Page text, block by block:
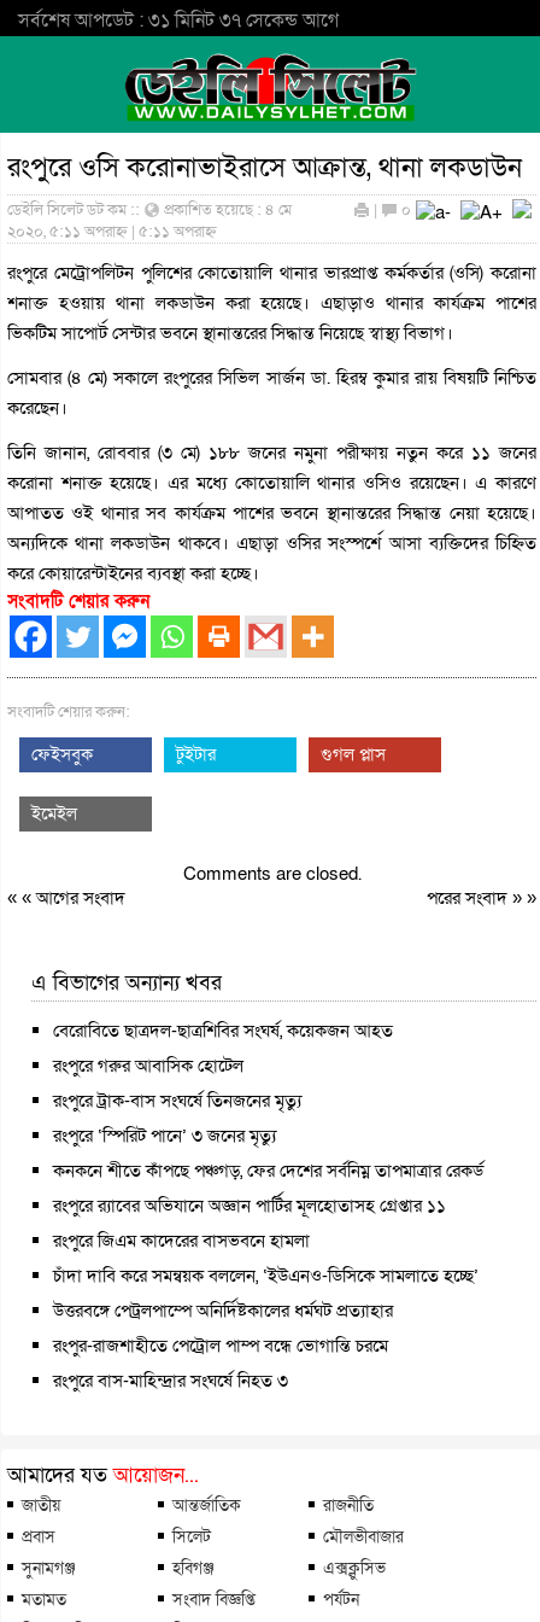
সর্বশেষ আপডেট : ৩১ মিনিট ৩৭ সেকেন্ড আগে
রংপুরে ওসি করোনাভাইরাসে আক্রান্ত, থানা লকডাউন
ডেইলি সিলেট ডট কম ::
প্রকাশিত হয়েছে : ৪ মে
২০২০, ৫:১১ অপরাহ্ন | ৫:১১ অপরাহ্ন
| ০
রংপুরে মেট্রোপলিটন পুলিশের কোতোয়ালি থানার ভারপ্রাপ্ত কর্মকর্তার (ওসি) করোনা
শনাক্ত হওয়ায় থানা লকডাউন করা হয়েছে। এছাড়াও থানার কার্যক্রম পাশের
ভিকটিম সাপোর্ট সেন্টার ভবনে স্থানান্তরের সিদ্ধান্ত নিয়েছে স্বাস্থ্য বিভাগ।
সোমবার (৪ মে) সকালে রংপুরের সিভিল সার্জন ডা. হিরম্ব কুমার রায় বিষয়টি নিশ্চিত
করেছেন।
তিনি জানান, রোববার (৩ মে) ১৮৮ জনের নমুনা পরীক্ষায় নতুন করে ১১ জনের
করোনা শনাক্ত হয়েছে। এর মধ্যে কোতোয়ালি থানার ওসিও রয়েছেন। এ কারণে
আপাতত ওই থানার সব কার্যক্রম পাশের ভবনে স্থানান্তরের সিদ্ধান্ত নেয়া হয়েছে।
অন্যদিকে থানা লকডাউন থাকবে। এছাড়া ওসির সংস্পর্শে আসা ব্যক্তিদের চিহ্নিত
করে কোয়ারেন্টাইনের ব্যবস্থা করা হচ্ছে।
সংবাদটি শেয়ার করুন
সংবাদটি শেয়ার করুন:
ফেইসবুক টুইটার গুগল প্লাস
ইমেইল
Comments are closed.
« «আগের সংবাদ পরের সংবাদ» »
এ বিভাগের অন্যান্য খবর
বেরোবিতে ছাত্রদল-ছাত্রশিবির সংঘর্ষ, কয়েকজন আহত
রংপুরে গরুর আবাসিক হোটেল
রংপুরে ট্রাক-বাস সংঘর্ষে তিনজনের মৃত্যু
রংপুরে ‘স্পিরিট পানে’ ৩ জনের মৃত্যু
কনকনে শীতে কাঁপছে পঞ্চগড়, ফের দেশের সর্বনিম্ন তাপমাত্রার রেকর্ড
রংপুরে র‍্যাবের অভিযানে অজ্ঞান পার্টির মূলহোতাসহ গ্রেপ্তার ১১
রংপুরে জিএম কাদেরের বাসভবনে হামলা
চাঁদা দাবি করে সমন্বয়ক বললেন, ‘ইউএনও-ডিসিকে সামলাতে হচ্ছে’
উত্তরবঙ্গে পেট্রলপাম্পে অনির্দিষ্টকালের ধর্মঘট প্রত্যাহার
রংপুর-রাজশাহীতে পেট্রোল পাম্প বন্ধে ভোগান্তি চরমে
রংপুরে বাস-মাহিন্দ্রার সংঘর্ষে নিহত ৩
আমাদের যতআয়োজন...
জাতীয় আন্তর্জাতিক
রাজনীতি
প্রবাস
সিলেট
মৌলভীবাজার
সুনামগঞ্জ
হবিগঞ্জ
এক্সক্লুসিভ
মতামত
সংবাদ বিজ্ঞপ্তি
পর্যটন